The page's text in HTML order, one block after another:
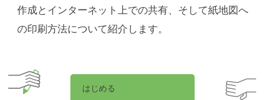
作成とインターネット上での共有、そして紙地図へ
の印刷方法について紹介します。
はじめる